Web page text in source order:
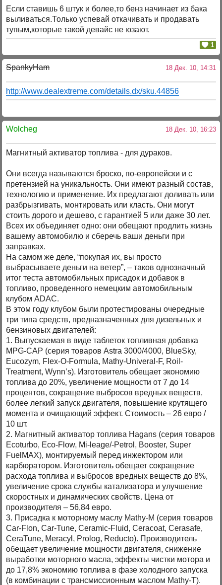
Если ставишь 6 штук и более,то бенз начинает из бака
выливаться.Только успевай откачивать и продавать
тупым,которые такой девайс не юзают.
1
SpankyHam 18 Дек. 10, 14:31
http://www.dealextreme.com/details.dx/sku.44856
Wolcheg 18 Дек. 10, 16:23
Магнитный активатор топлива - для дураков.
Они всегда называются броско, по-европейски и с
претензией на уникальность. Они имеют разный состав,
технологию и применение. Их предлагают доливать или
разбрызгивать, монтировать или класть. Они могут
стоить дорого и дешево, с гарантией 5 или даже 30 лет.
Всех их объединяет одно: они обещают продлить жизнь
вашему автомобилю и сберечь ваши деньги при
заправках.
На самом же деле, “покупая их, вы просто
выбрасываете деньги на ветер”, – таков однозначный
итог теста автомобильных присадок и добавок в
топливо, проведенного немецким автомобильным
клубом ADAC.
В этом году клубом были протестированы очередные
три типа средств, предназначенных для дизельных и
бензиновых двигателей:
1. Выпускаемая в виде таблеток топливная добавка
MPG-CAP (серия товаров Astra 3000/4000, BlueSky,
Eucozym, Flex-O-Formula, Mathy-Univeral-F, Roil-
Treatment, Wynn’s). Изготовитель обещает экономию
топлива до 20%, увеличение мощности от 7 до 14
процентов, сокращение выбросов вредных веществ,
более легкий запуск двигателя, повышение крутящего
момента и очищающий эффект. Стоимость – 26 евро /
10 шт.
2. Магнитный активатор топлива Hagans (серия товаров
Ecoturbo, Eco-Flow, Mi-leage/-Petrol, Booster, Super
FuelMAX), монтируемый перед инжектором или
карбюратором. Изготовитель обещает сокращение
расхода топлива и выбросов вредных веществ до 8%,
увеличение срока службы катализатора и улучшение
скоростных и динамических свойств. Цена от
производителя – 56,84 евро.
3. Присадка к моторному маслу Mathy-M (серия товаров
Car-Flon, Car-Tune, Ceramic-Fluid, Ceracoat, Cerasafe,
CeraTune, Meracyl, Prolog, Reducto). Производитель
обещает увеличение мощности двигателя, снижение
выработки моторного масла, эффекты чистки мотора и
до 17,8% экономию топлива в фазе холодного запуска
(в комбинации с трансмиссионным маслом Mathy-T).